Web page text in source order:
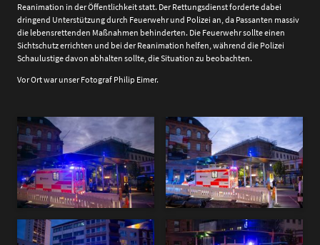
Reanimation in der Öffentlichkeit statt. Der Rettungsdienst forderte dabei
dringend Unterstützung durch Feuerwehr und Polizei an, da Passanten massiv
die lebensrettenden Maßnahmen behinderten. Die Feuerwehr sollte einen
Sichtschutz errichten und bei der Reanimation helfen, während die Polizei
Schaulustige davon abhalten sollte, die Situation zu beobachten.
Vor Ort war unser Fotograf Philip Eimer.